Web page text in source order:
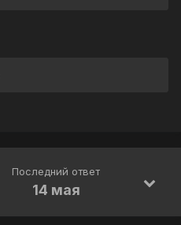
Последний ответ
14 мая